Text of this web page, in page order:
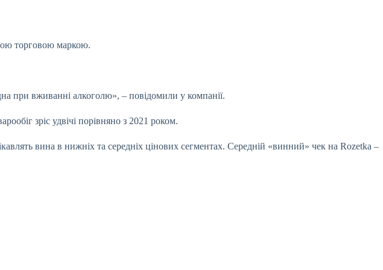
торговою маркою.
при вживанні алкоголю», – повідомили у компанії.
зріс удвічі порівняно з 2021 роком.
вина в нижніх та середніх цінових сегментах. Середній «винний» чек на Rozetka –